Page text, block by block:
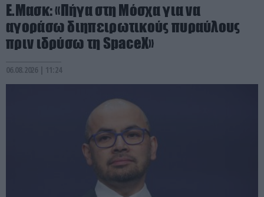
Ε.Μασκ: «Πήγα στη Μόσχα για να
αγοράσω διηπειρωτικούς πυραύλους
πριν ιδρύσω τη SpaceX»
06.08.2026 | 11:24